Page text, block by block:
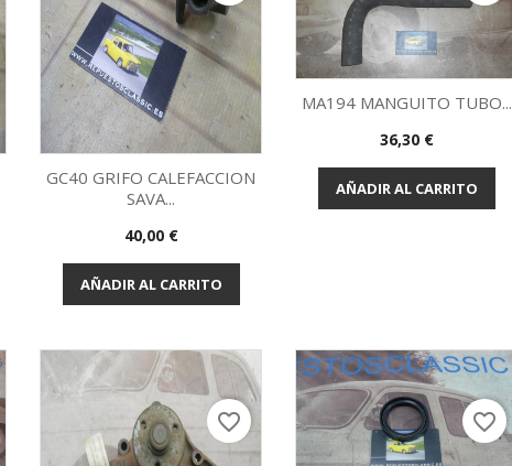
Vista rápida
GC40 GRIFO CALEFACCION
SAVA...
Precio
40,00 €
AÑADIR AL CARRITO
Vista rápida
MA194 MANGUITO TUBO...
Precio
36,30 €
AÑADIR AL CARRITO
favorite_border favorite_border